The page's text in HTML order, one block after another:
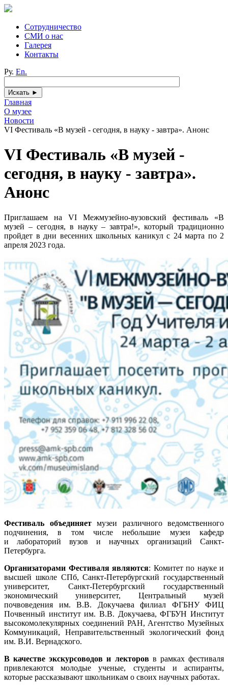
Сотрудничество
СМИ о нас
Галерея
Контакты
Ру. En.
Главная
О музее
Новости
VI Фестиваль «В музей - сегодня, в науку - завтра». Анонс
VI Фестиваль «В музей -
сегодня, в науку - завтра».
Анонс
Приглашаем на VI Межмузейно-вузовский фестиваль «В
музей – сегодня, в науку – завтра!», который традиционно
пройдет в дни весенних школьных каникул с 24 марта по 2
апреля 2023 года.
Фестиваль объединяетмузеи различного ведомственного
подчинения, в том числе небольшие музеи кафедр
и лабораторий вузов и научных организаций Санкт-
Петербурга.
Организаторами Фестиваля являются: Комитет по науке и
высшей школе СПб, Санкт-Петербургский государственный
университет, Санкт-Петербургский государственный
экономический университет, Центральный музей
почвоведения им. В.В. Докучаева филиал ФГБНУ ФИЦ
Почвенный институт им. В.В. Докучаева, ФГБУН Институт
высокомолекулярных соединений РАН, Агентство Музейных
Коммуникаций, Неправительственный экологический фонд
им. В.И. Вернадского.
В качестве экскурсоводов и лекторовв рамках фестиваля
привлекаются молодые ученые, студенты и аспиранты,
которые рассказывают школьникам о своих научных работах.